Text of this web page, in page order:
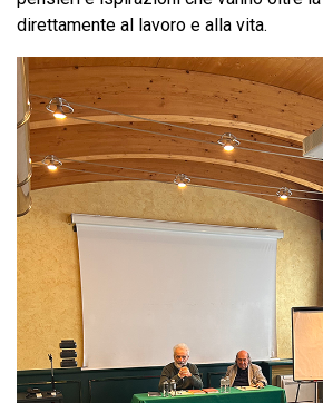
direttamente al lavoro e alla vita.